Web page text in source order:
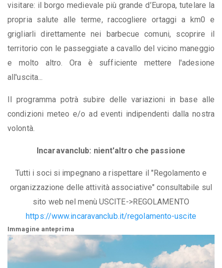
visitare: il borgo medievale più grande d’Europa, tutelare la
propria salute alle terme, raccogliere ortaggi a km0 e
grigliarli direttamente nei barbecue comuni, scoprire il
territorio con le passeggiate a cavallo del vicino maneggio
e molto altro. Ora è sufficiente mettere l'adesione
all'uscita...
Il programma potrà subire delle variazioni in base alle
condizioni meteo e/o ad eventi indipendenti dalla nostra
volontà.
Incaravanclub: nient'altro che passione
Tutti i soci si impegnano a rispettare il "Regolamento e
organizzazione delle attività associative" consultabile sul
sito web nel menù USCITE->REGOLAMENTO
https://www.incaravanclub.it/regolamento-uscite
Immagine anteprima